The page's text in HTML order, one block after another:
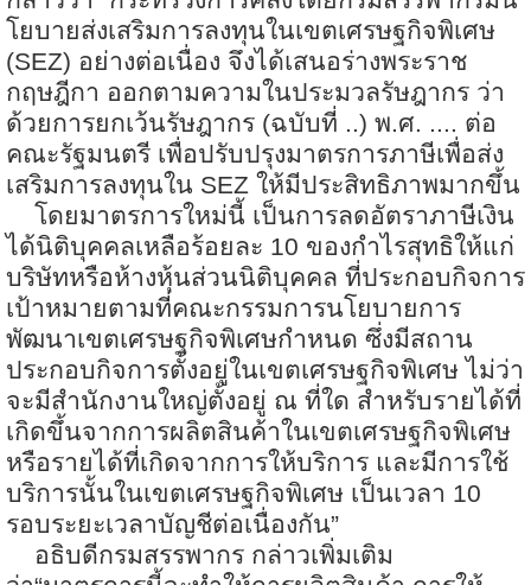
โยบายส่งเสริมการลงทุนในเขตเศรษฐกิจพิเศษ
(SEZ) อย่างต่อเนื่อง จึงได้เสนอร่างพระราช
กฤษฎีกา ออกตามความในประมวลรัษฎากร ว่า
ด้วยการยกเว้นรัษฎากร (ฉบับที่ ..) พ.ศ. .... ต่อ
คณะรัฐมนตรี เพื่อปรับปรุงมาตรการภาษีเพื่อส่ง
เสริมการลงทุนใน SEZ ให้มีประสิทธิภาพมากขึ้น
โดยมาตรการใหม่นี้ เป็นการลดอัตราภาษีเงิน
ได้นิติบุคคลเหลือร้อยละ 10 ของกำไรสุทธิให้แก่
บริษัทหรือห้างหุ้นส่วนนิติบุคคล ที่ประกอบกิจการ
เป้าหมายตามที่คณะกรรมการนโยบายการ
พัฒนาเขตเศรษฐกิจพิเศษกำหนด ซึ่งมีสถาน
ประกอบกิจการตั้งอยู่ในเขตเศรษฐกิจพิเศษ ไม่ว่า
จะมีสำนักงานใหญ่ตั้งอยู่ ณ ที่ใด สำหรับรายได้ที่
เกิดขึ้นจากการผลิตสินค้าในเขตเศรษฐกิจพิเศษ
หรือรายได้ที่เกิดจากการให้บริการ และมีการใช้
บริการนั้นในเขตเศรษฐกิจพิเศษ เป็นเวลา 10
รอบระยะเวลาบัญชีต่อเนื่องกัน”
อธิบดีกรมสรรพากร กล่าวเพิ่มเติม